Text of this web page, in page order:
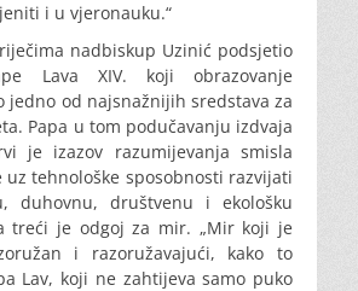
i u vjeronauku.“
nadbiskup Uzinić podsjetio
Lava XIV. koji obrazovanje
jedno od najsnažnijih sredstava za
Papa u tom podučavanju izdvaja
je izazov razumijevanja smisla
tehnološke sposobnosti razvijati
duhovnu, društvenu i ekološku
treći je odgoj za mir. „Mir koji je
i razoružavajući, kako to
Lav, koji ne zahtijeva samo puko